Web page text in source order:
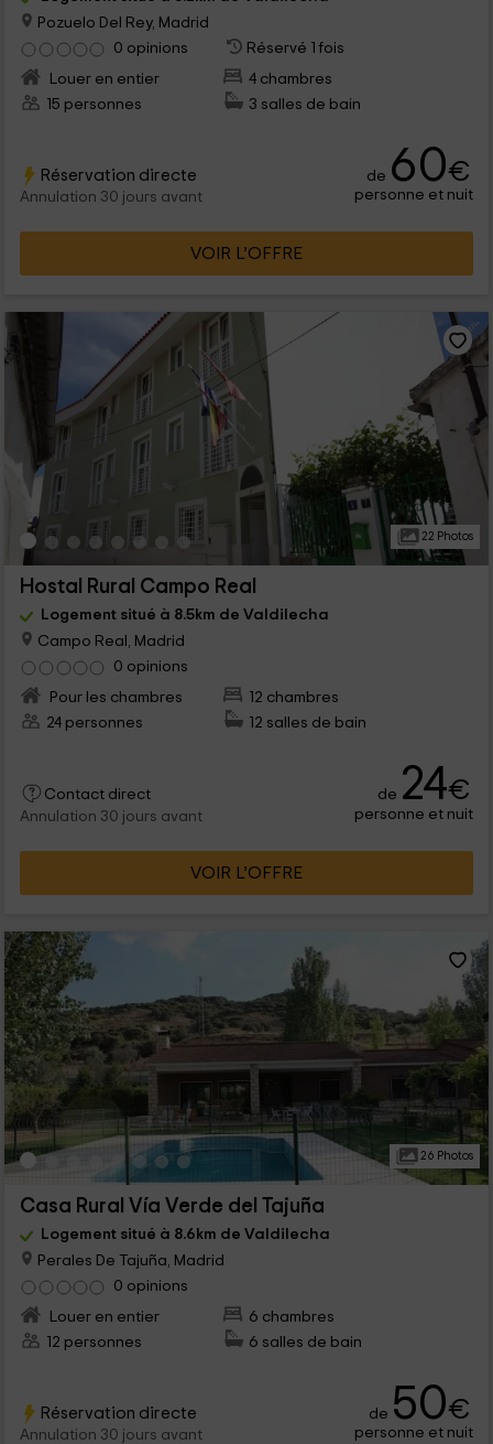
Pozuelo Del Rey, Madrid
0 opinions
Réservé 1 fois
Louer en entier
4 chambres
15 personnes
3 salles de bain
Réservation directe
Annulation 30 jours avant
de 60€
personne et nuit
VOIR L’OFFRE
22 Photos
Hostal Rural Campo Real
Logement situé à 8.5km de Valdilecha
Campo Real, Madrid
0 opinions
Pour les chambres
12 chambres
24 personnes
12 salles de bain
Contact direct
Annulation 30 jours avant
de 24€
personne et nuit
VOIR L’OFFRE
26 Photos
Casa Rural Vía Verde del Tajuña
Logement situé à 8.6km de Valdilecha
Perales De Tajuña, Madrid
0 opinions
Louer en entier
6 chambres
12 personnes
6 salles de bain
Réservation directe
Annulation 30 jours avant
de 50€
personne et nuit